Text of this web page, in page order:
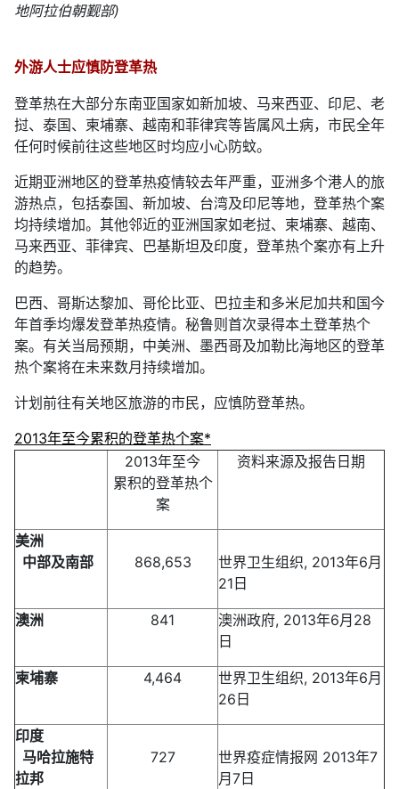
地阿拉伯朝觐部)
外游人士应慎防登革热
登革热在大部分东南亚国家如新加坡、马来西亚、印尼、老
挝、泰国、柬埔寨、越南和菲律宾等皆属风土病，市民全年
任何时候前往这些地区时均应小心防蚊。
近期亚洲地区的登革热疫情较去年严重，亚洲多个港人的旅
游热点，包括泰国、新加坡、台湾及印尼等地，登革热个案
均持续增加。其他邻近的亚洲国家如老挝、柬埔寨、越南、
马来西亚、菲律宾、巴基斯坦及印度，登革热个案亦有上升
的趋势。
巴西、哥斯达黎加、哥伦比亚、巴拉圭和多米尼加共和国今
年首季均爆发登革热疫情。秘鲁则首次录得本土登革热个
案。有关当局预期，中美洲、墨西哥及加勒比海地区的登革
热个案将在未来数月持续增加。
计划前往有关地区旅游的市民，应慎防登革热。
2013年至今累积的登革热个案*
2013年至今
累积的登革热个
案
资料来源及报告日期
美洲
中部及南部
868,653
世界卫生组织, 2013年6月
21日
澳洲 841
澳洲政府, 2013年6月28
日
柬埔寨 4,464
世界卫生组织, 2013年6月
26日
印度
马哈拉施特
拉邦
727
世界疫症情报网 2013年7
月7日